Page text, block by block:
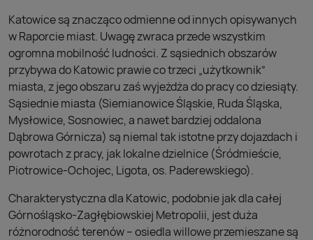
Katowice są znacząco odmienne od innych opisywanych
w Raporcie miast. Uwagę zwraca przede wszystkim
ogromna mobilność ludności. Z sąsiednich obszarów
przybywa do Katowic prawie co trzeci „użytkownik”
miasta, z jego obszaru zaś wyjeżdża do pracy co dziesiąty.
Sąsiednie miasta (Siemianowice Śląskie, Ruda Śląska,
Mysłowice, Sosnowiec, a nawet bardziej oddalona
Dąbrowa Górnicza) są niemal tak istotne przy dojazdach i
powrotach z pracy, jak lokalne dzielnice (Śródmieście,
Piotrowice-Ochojec, Ligota, os. Paderewskiego).
Charakterystyczna dla Katowic, podobnie jak dla całej
Górnośląsko-Zagłębiowskiej Metropolii, jest duża
różnorodność terenów – osiedla willowe przemieszane są